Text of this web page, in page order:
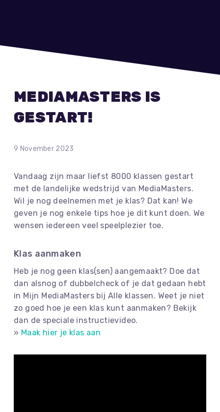
MEDIAMASTERS IS
GESTART!
9 November 2023
Vandaag zijn maar liefst 8000 klassen gestart
met de landelijke wedstrijd van MediaMasters.
Wil je nog deelnemen met je klas? Dat kan! We
geven je nog enkele tips hoe je dit kunt doen. We
wensen iedereen veel speelplezier toe.
Klas aanmaken
Heb je nog geen klas(sen) aangemaakt? Doe dat
dan alsnog of dubbelcheck of je dat gedaan hebt
in Mijn MediaMasters bij Alle klassen. Weet je niet
zo goed hoe je een klas kunt aanmaken? Bekijk
dan de speciale instructievideo.
» Maak hier je klas aan